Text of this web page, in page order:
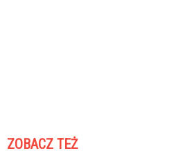
ZOBACZ TEŻ